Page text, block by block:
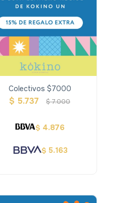
Colectivos $7000
$ 5.737 $7.000
$ 4.876
$ 5.163